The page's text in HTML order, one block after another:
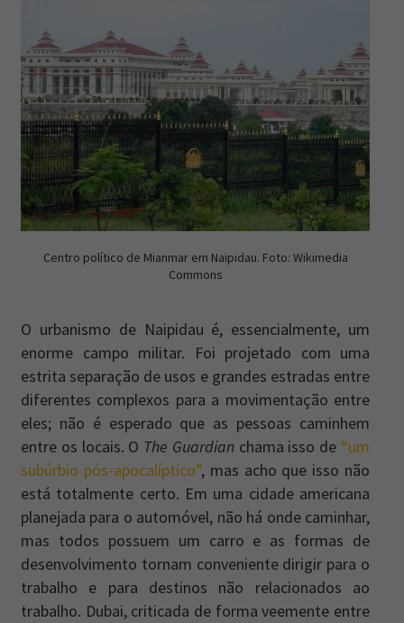
Centro político de Mianmar em Naipidau. Foto: Wikimedia
Commons
O urbanismo de Naipidau é, essencialmente, um
enorme campo militar. Foi projetado com uma
estrita separação de usos e grandes estradas entre
diferentes complexos para a movimentação entre
eles; não é esperado que as pessoas caminhem
entre os locais. O The Guardianchama isso de “um
subúrbio pós-apocalíptico”, mas acho que isso não
está totalmente certo. Em uma cidade americana
planejada para o automóvel, não há onde caminhar,
mas todos possuem um carro e as formas de
desenvolvimento tornam conveniente dirigir para o
trabalho e para destinos não relacionados ao
trabalho. Dubai, criticada de forma veemente entre